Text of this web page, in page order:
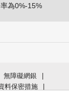
為0%-15%
無障礙網銀
料保密措施